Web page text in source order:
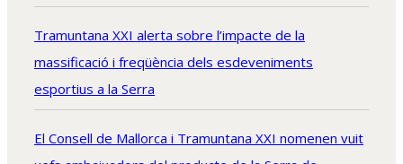
Tramuntana XXI alerta sobre l’impacte de la
massificació i freqüència dels esdeveniments
esportius a la Serra
El Consell de Mallorca i Tramuntana XXI nomenen vuit